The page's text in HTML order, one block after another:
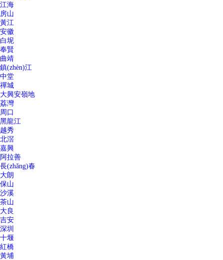
江海
房山
黃江
安徽
白坭
奉賢
曲靖
鎮(zhèn)江
中堂
禪城
大興安嶺地
荔灣
周口
黑龍江
越秀
北滘
嘉興
阿拉善
長(zhǎng)春
大朗
保山
沙溪
茶山
大良
吉安
深圳
十堰
紅橋
黃埔